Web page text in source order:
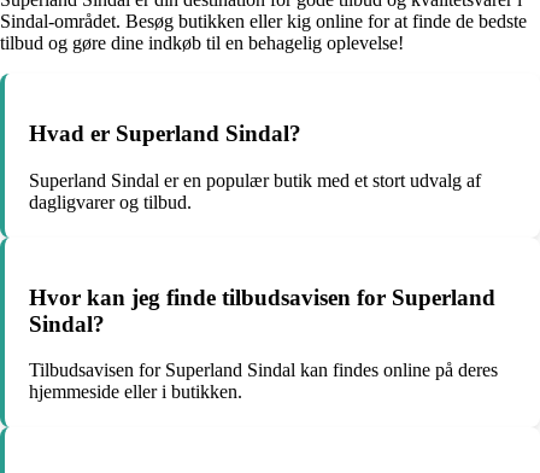
Sindal-området. Besøg butikken eller kig online for at finde de bedste
tilbud og gøre dine indkøb til en behagelig oplevelse!
Hvad er Superland Sindal?
Superland Sindal er en populær butik med et stort udvalg af
dagligvarer og tilbud.
Hvor kan jeg finde tilbudsavisen for Superland
Sindal?
Tilbudsavisen for Superland Sindal kan findes online på deres
hjemmeside eller i butikken.